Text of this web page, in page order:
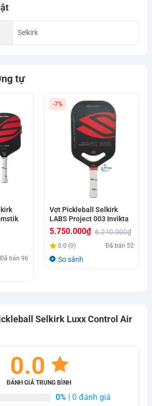
Selkirk
tự
Đã bán96
-7%
Vợt Pickleball Selkirk
LABS Project 003 Invikta
6.210.000₫
Giá
gốc
5.750.000₫
Giá
hiện
0.0 (0) Đã bán 52
So sánh
Selkirk Luxx Control Air
0.0
ĐÁNH GIÁ TRUNG BÌNH
0% | 0 đánh giá